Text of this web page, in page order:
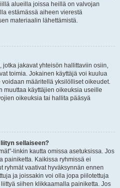
alueilla joissa heillä on valvojan
estämässä aiheen vierestä
materiaalin lähettämistä.
jotka jakavat yhteisön hallittaviin osiin,
toimia. Jokainen käyttäjä voi kuulua
määritellä yksilölliset oikeudet.
muuttaa käyttäjien oikeuksia useille
oikeuksia tai hallita pääsyä
sellaiseen?
linkin kautta omissa asetuksissa. Jos
painiketta. Kaikissa ryhmissä ei
ryhmät vaativat hyväksynnän ennen
ja joissakin voi olla jopa piilotettuja
siihen klikkaamalla painiketta. Jos